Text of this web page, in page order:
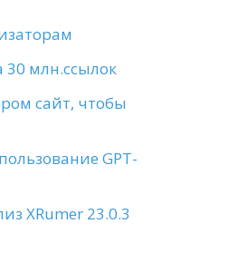
30 млн.ссылок
сайт, чтобы
GPT-
XRumer 23.0.3